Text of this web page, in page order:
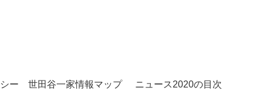
ー 世田谷一家情報マップ ニュース2020の目次